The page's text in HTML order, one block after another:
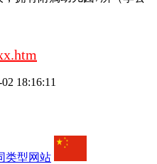
18:16:11
类型网站